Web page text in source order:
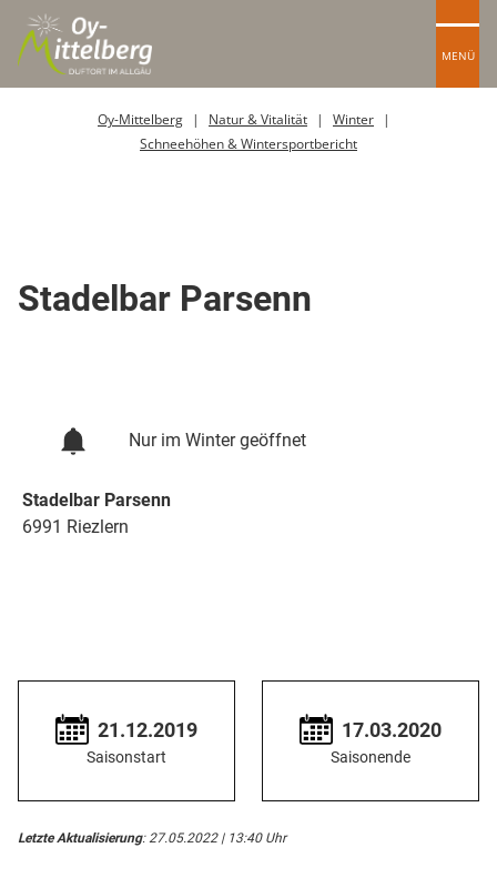
MENÜ
Oy-Mittelberg Natur & Vitalität
Winter
Schneehöhen & Wintersportbericht
Stadelbar Parsenn
Nur im Winter geöffnet
Stadelbar Parsenn
6991 Riezlern
21.12.2019
Saisonstart
17.03.2020
Saisonende
Letzte Aktualisierung: 27.05.2022 | 13:40 Uhr